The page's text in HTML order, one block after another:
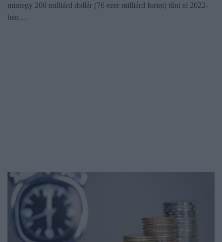
mintegy 200 milliárd dollár (76 ezer milliárd forint) tűnt el 2022-
ben…